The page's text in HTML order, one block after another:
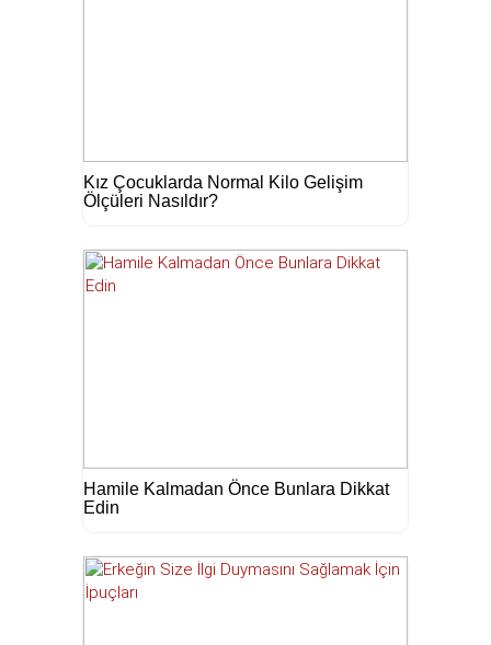
Kız Çocuklarda Normal Kilo Gelişim
Ölçüleri Nasıldır?
Hamile Kalmadan Önce Bunlara Dikkat
Edin